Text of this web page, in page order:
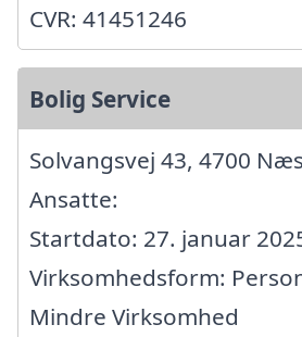
CVR: 41451246
Bolig Service
Solvangsvej 43, 4700
Ansatte:
Startdato: 27. januar
Virksomhedsform:
Mindre Virksomhed